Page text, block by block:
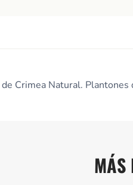
Crimea Natural.
MÁS